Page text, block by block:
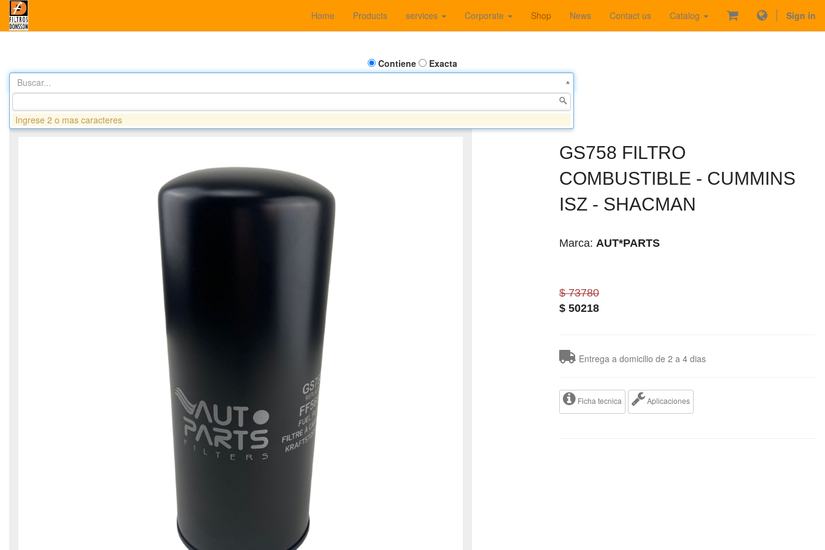
Home Products services Corporate Shop News Contact us Catalog Sign in
Contiene
Exacta
Buscar...
GS758 FILTRO
COMBUSTIBLE - CUMMINS
ISZ - SHACMAN
Marca: AUT*PARTS
$ 73780
$ 50218
Entrega a domicilio de 2 a 4 dias
Ficha tecnica Aplicaciones
Ingrese 2 o mas caracteres